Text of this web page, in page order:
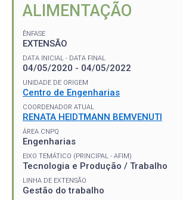
ALIMENTAÇÃO
ÊNFASE
EXTENSÃO
DATA INICIAL - DATA FINAL
04/05/2020 - 04/05/2022
UNIDADE DE ORIGEM
Centro de Engenharias
COORDENADOR ATUAL
RENATA HEIDTMANN BEMVENUTI
ÁREA CNPQ
Engenharias
EIXO TEMÁTICO (PRINCIPAL - AFIM)
Tecnologia e Produção / Trabalho
LINHA DE EXTENSÃO
Gestão do trabalho